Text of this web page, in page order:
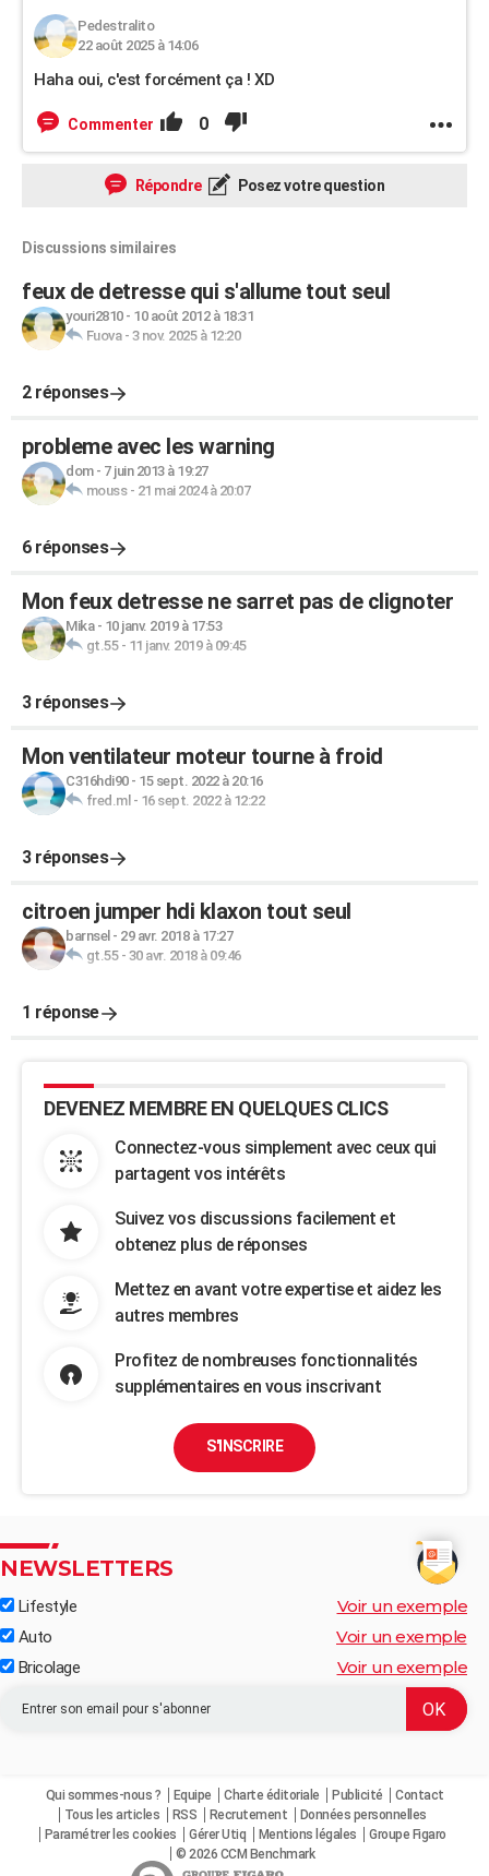
Pedestralito
22 août 2025 à 14:06
Haha oui, c'est forcément ça ! XD
Commenter 0
Répondre Posez votre question
Discussions similaires
feux de detresse qui s'allume tout seul
youri2810- 10 août 2012 à 18:31
Fuova- 3 nov. 2025 à 12:20
2 réponses
probleme avec les warning
dom- 7 juin 2013 à 19:27
mouss- 21 mai 2024 à 20:07
6 réponses
Mon feux detresse ne sarret pas de clignoter
Mika- 10 janv. 2019 à 17:53
gt.55- 11 janv. 2019 à 09:45
3 réponses
Mon ventilateur moteur tourne à froid
C316hdi90- 15 sept. 2022 à 20:16
fred.ml - 16 sept. 2022 à 12:22
3 réponses
citroen jumper hdi klaxon tout seul
barnsel - 29 avr. 2018 à 17:27
gt.55- 30 avr. 2018 à 09:46
1 réponse
DEVENEZ MEMBRE EN QUELQUES CLICS
Connectez-vous simplement avec ceux qui
partagent vos intérêts
Suivez vos discussions facilement et
obtenez plus de réponses
Mettez en avant votre expertise et aidez les
autres membres
Profitez de nombreuses fonctionnalités
supplémentaires en vous inscrivant
S'INSCRIRE
NEWSLETTERS
Lifestyle Voir un exemple
Auto Voir un exemple
Bricolage Voir un exemple
Qui sommes-nous ? Equipe Charte éditoriale Publicité
Contact
Tous les articles
RSS Recrutement
Données personnelles
Paramétrer les cookies
Gérer Utiq Mentions légales
Groupe Figaro
© 2026 CCM Benchmark